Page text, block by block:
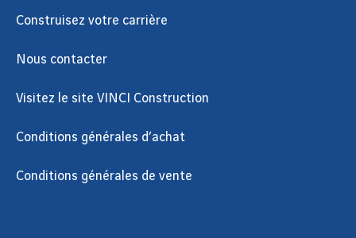
Construisez votre carrière
Nous contacter
Visitez le site VINCI Construction
Conditions générales d’achat
Conditions générales de vente